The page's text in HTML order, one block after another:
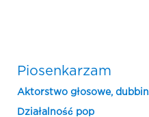
Piosenkarzam
Aktorstwo głosowe,
Działalność pop